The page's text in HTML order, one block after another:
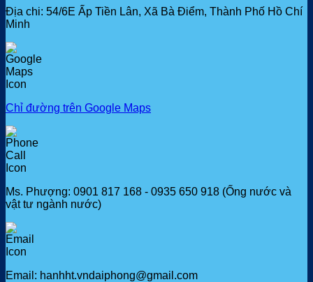
Địa chi: 54/6E Ấp Tiền Lân, Xã Bà Điểm, Thành Phố Hồ Chí
Minh
Chỉ đường trên Google Maps
Ms. Phượng: 0901 817 168 - 0935 650 918 (Ống nước và
vật tư ngành nước)
Email: hanhht.vndaiphong@gmail.com